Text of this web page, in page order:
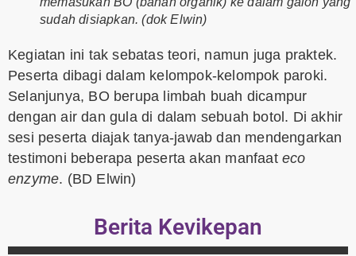
sudah disiapkan. (dok Elwin)
Kegiatan ini tak sebatas teori, namun juga praktek.
Peserta dibagi dalam kelompok-kelompok paroki.
Selanjunya, BO berupa limbah buah dicampur
dengan air dan gula di dalam sebuah botol. Di akhir
sesi peserta diajak tanya-jawab dan mendengarkan
testimoni beberapa peserta akan manfaateco
enzyme. (BD Elwin)
Berita Kevikepan